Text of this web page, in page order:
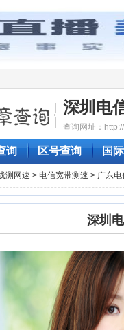
深圳电
查询网址：
询 区号查询 国
测网速 > 电信宽带测速 > 广东电
深圳